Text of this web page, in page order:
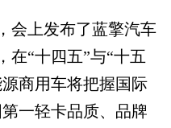
上发布了蓝擎汽车
在“十四五”与“十五
商用车将把握国际
一轻卡品质、品牌